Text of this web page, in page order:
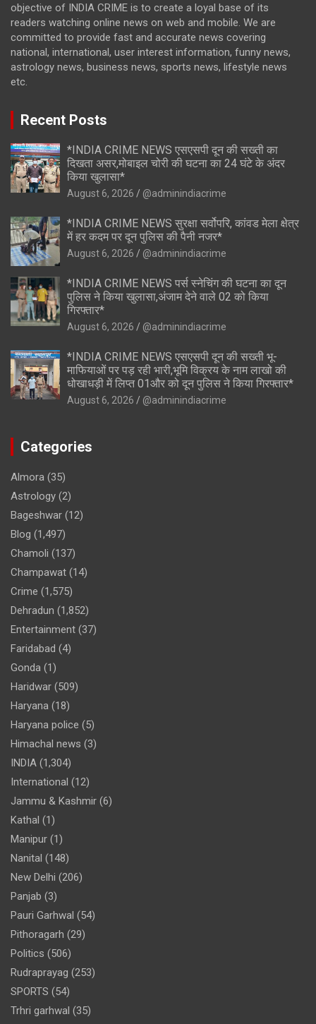
objective of INDIA CRIME is to create a loyal base of its
readers watching online news on web and mobile. We are
committed to provide fast and accurate news covering
national, international, user interest information, funny news,
astrology news, business news, sports news, lifestyle news
etc.
Recent Posts
*INDIA CRIME NEWS एसएसपी दून की सख्ती का
दिखता असर,मोबाइल चोरी की घटना का 24 घंटे के अंदर
किया खुलासा*
August 6, 2026 @adminindiacrime
*INDIA CRIME NEWS सुरक्षा सर्वोपरि, कांवड मेला क्षेत्र
में हर कदम पर दून पुलिस की पैनी नजर*
August 6, 2026 @adminindiacrime
*INDIA CRIME NEWS पर्स स्नेचिंग की घटना का दून
पुलिस ने किया खुलासा,अंजाम देने वाले 02 को किया
गिरफ्तार*
August 6, 2026 @adminindiacrime
*INDIA CRIME NEWS एसएसपी दून की सख्ती भू-
माफियाओं पर पड़ रही भारी,भूमि विक्रय के नाम लाखो की
धोखाधड़ी में लिप्त 01और को दून पुलिस ने किया गिरफ्तार*
August 6, 2026 @adminindiacrime
Categories
Almora (35)
Astrology (2)
Bageshwar (12)
Blog (1,497)
Chamoli (137)
Champawat (14)
Crime (1,575)
Dehradun (1,852)
Entertainment (37)
Faridabad (4)
Gonda (1)
Haridwar (509)
Haryana (18)
Haryana police (5)
Himachal news (3)
INDIA (1,304)
International (12)
Jammu & Kashmir (6)
Kathal (1)
Manipur (1)
Nanital (148)
New Delhi (206)
Panjab (3)
Pauri Garhwal (54)
Pithoragarh (29)
Politics (506)
Rudraprayag (253)
SPORTS (54)
Trhri garhwal (35)